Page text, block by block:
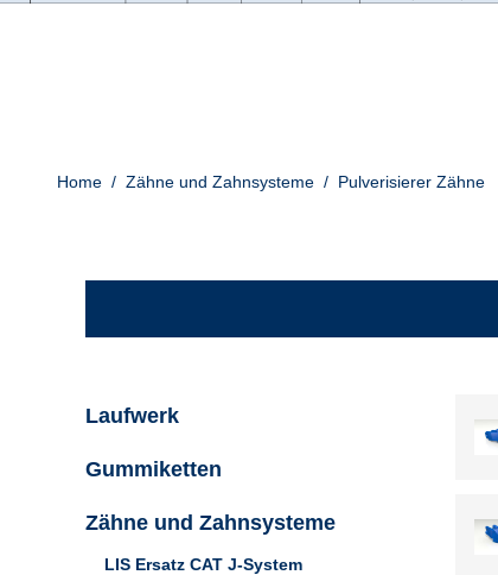
Home / Zähne und Zahnsysteme / Pulverisierer Zähne
Laufwerk
Gummiketten
Zähne und Zahnsysteme
LIS Ersatz CAT J-System